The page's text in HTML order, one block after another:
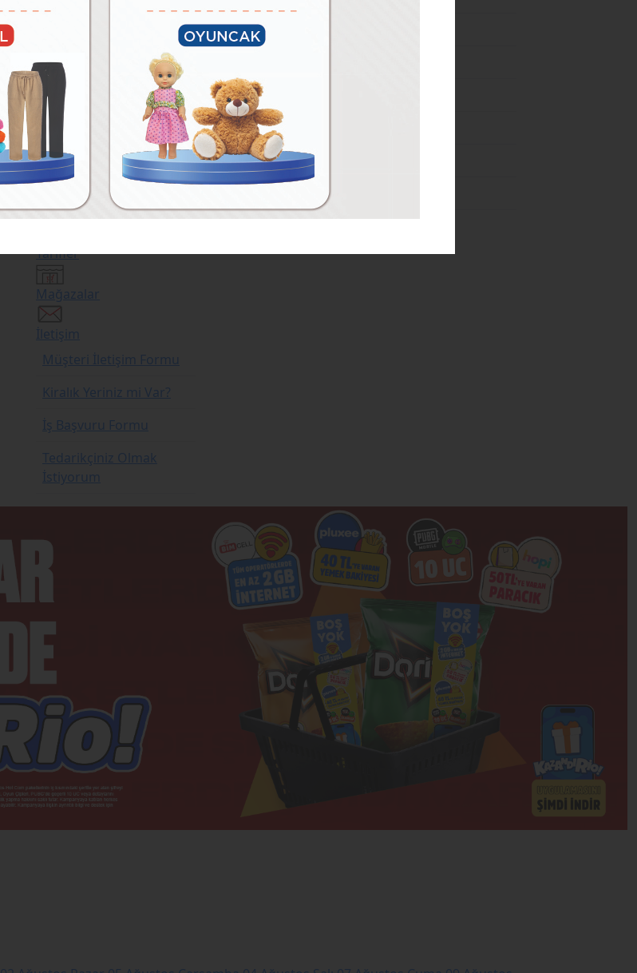
07 Ağustos Cuma
11 Ağustos Salı
12 Ağustos Çarşamba
14 Ağustos Cuma
16 Ağustos Pazar
Tarifler
Mağazalar
İletişim
Müşteri İletişim Formu
Kiralık Yeriniz mi Var?
İş Başvuru Formu
Tedarikçiniz Olmak
İstiyorum